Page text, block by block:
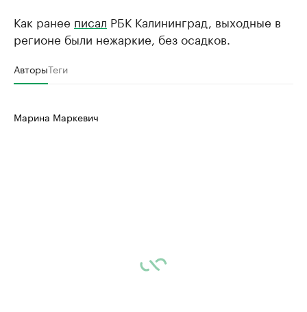
Как ранее писал РБК Калининград, выходные в
регионе были нежаркие, без осадков.
АвторыТеги
Марина Маркевич